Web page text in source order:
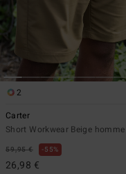
2
Carter
Short Workwear Beige homme
59,95 € 55%
26,98 €